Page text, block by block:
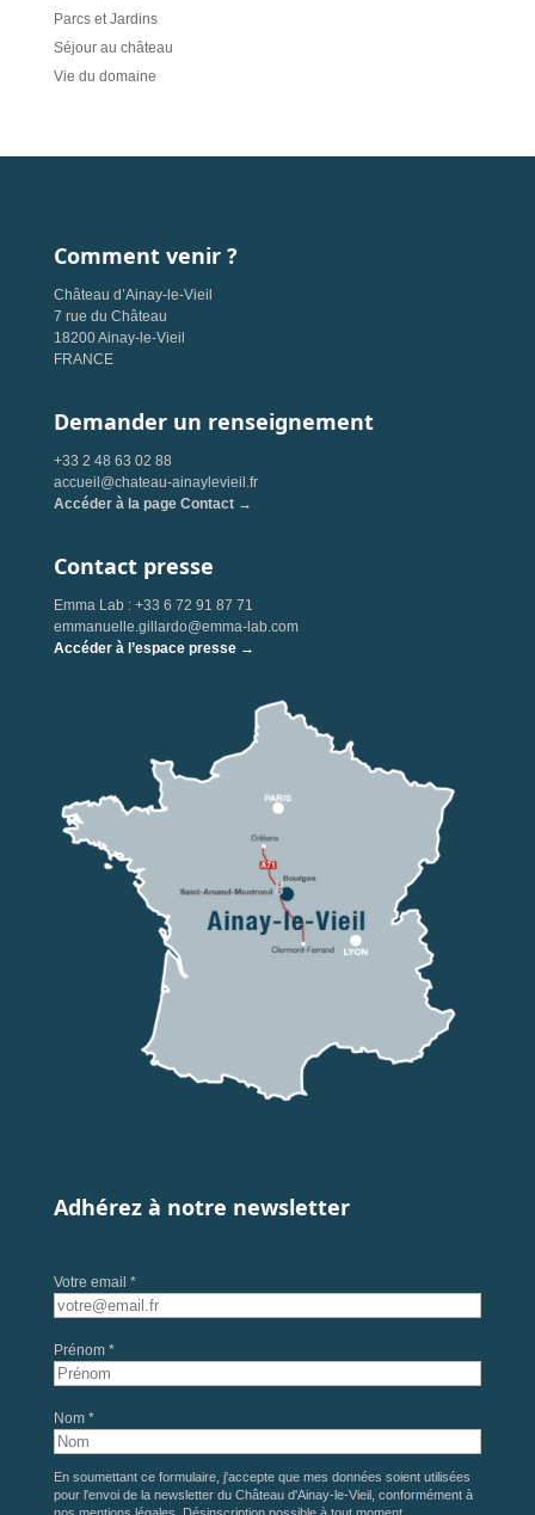
Parcs et Jardins
Séjour au château
Vie du domaine
Comment venir ?
Château d’Ainay-le-Vieil
7 rue du Château
18200 Ainay-le-Vieil
FRANCE
Demander un renseignement
+33 2 48 63 02 88
accueil@chateau-ainaylevieil.fr
Accéder à la page Contact →
Contact presse
Emma Lab : +33 6 72 91 87 71
emmanuelle.gillardo@emma-lab.com
Accéder à l’espace presse →
Adhérez à notre newsletter
Votre email *
Prénom *
Nom *
En soumettant ce formulaire, j'accepte que mes données soient utilisées
pour l'envoi de la newsletter du Château d'Ainay-le-Vieil, conformément à